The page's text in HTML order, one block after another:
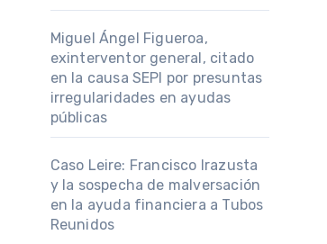
Miguel Ángel Figueroa,
exinterventor general, citado
en la causa SEPI por presuntas
irregularidades en ayudas
públicas
Caso Leire: Francisco Irazusta
y la sospecha de malversación
en la ayuda financiera a Tubos
Reunidos